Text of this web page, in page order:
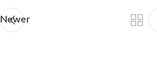
Newer